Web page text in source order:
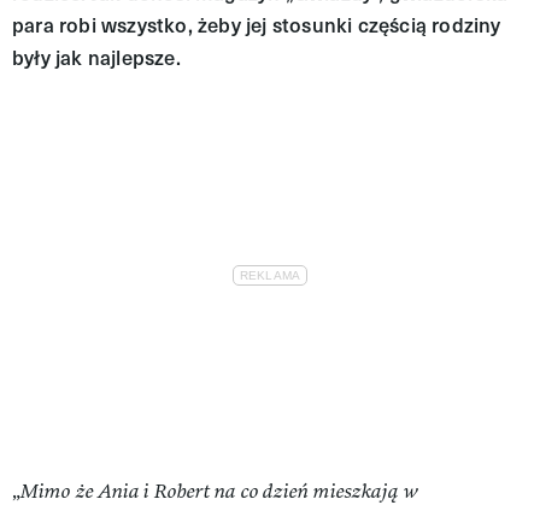
para robi wszystko, żeby jej stosunki częścią rodziny
były jak najlepsze.
„Mimo że Ania i Robert na co dzień mieszkają w